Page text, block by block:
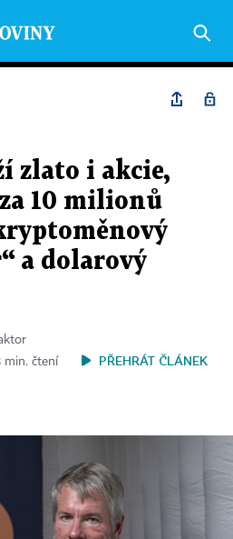
zlato i akcie,
10 milionů
a dolarový
min. čtení
PŘEHRÁT ČLÁNEK